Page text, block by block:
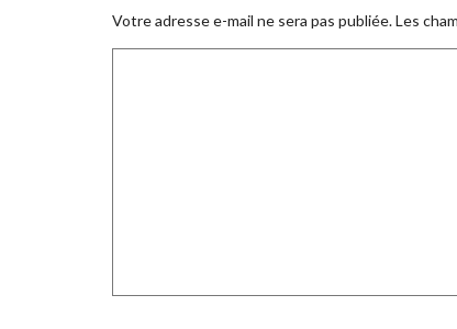
Votre adresse e-mail ne sera pas publiée.Les